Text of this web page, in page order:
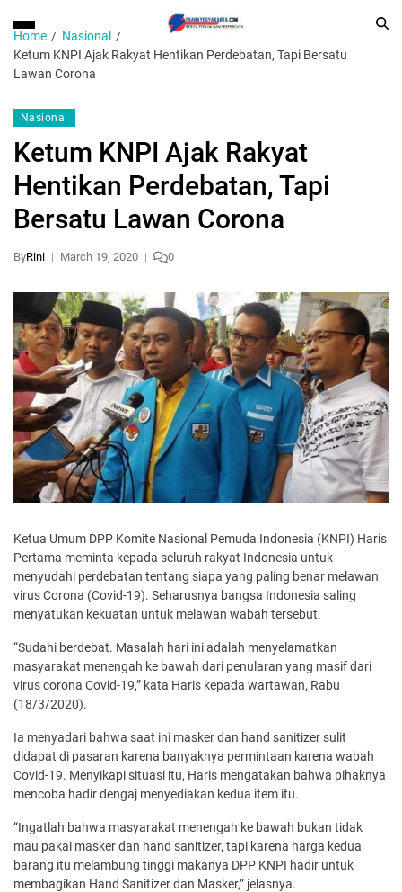
Home
Nasional
Ketum KNPI Ajak Rakyat Hentikan Perdebatan, Tapi Bersatu
Lawan Corona
Nasional
Ketum KNPI Ajak Rakyat
Hentikan Perdebatan, Tapi
Bersatu Lawan Corona
ByRini March 19, 2020 0
Ketua Umum DPP Komite Nasional Pemuda Indonesia (KNPI) Haris
Pertama meminta kepada seluruh rakyat Indonesia untuk
menyudahi perdebatan tentang siapa yang paling benar melawan
virus Corona (Covid-19). Seharusnya bangsa Indonesia saling
menyatukan kekuatan untuk melawan wabah tersebut.
“Sudahi berdebat. Masalah hari ini adalah menyelamatkan
masyarakat menengah ke bawah dari penularan yang masif dari
virus corona Covid-19,” kata Haris kepada wartawan, Rabu
(18/3/2020).
Ia menyadari bahwa saat ini masker dan hand sanitizer sulit
didapat di pasaran karena banyaknya permintaan karena wabah
Covid-19. Menyikapi situasi itu, Haris mengatakan bahwa pihaknya
mencoba hadir dengaj menyediakan kedua item itu.
“Ingatlah bahwa masyarakat menengah ke bawah bukan tidak
mau pakai masker dan hand sanitizer, tapi karena harga kedua
barang itu melambung tinggi makanya DPP KNPI hadir untuk
membagikan Hand Sanitizer dan Masker,” jelasnya.